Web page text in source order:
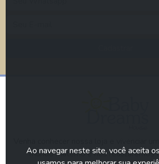
mundo materno e nós realizaremos
Ao navegar neste site, você aceita